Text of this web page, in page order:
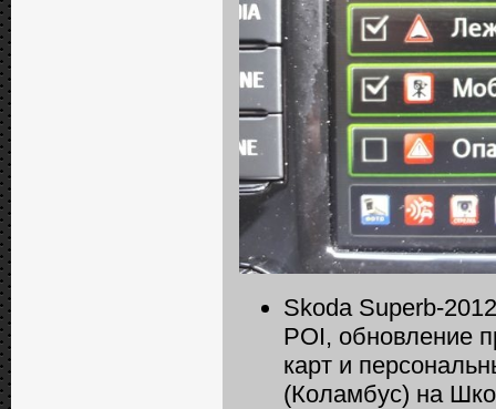
Skoda Superb-
POI, обновление
карт и
(Коламбус) на